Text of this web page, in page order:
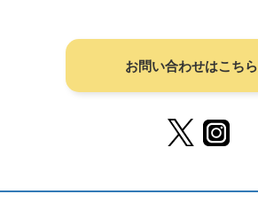
お問い合わせはこちら